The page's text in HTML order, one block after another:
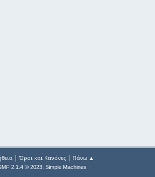
| Όροι και Κανόνες| Πάνω ▲
2.1.4 © 2023, Simple Machines